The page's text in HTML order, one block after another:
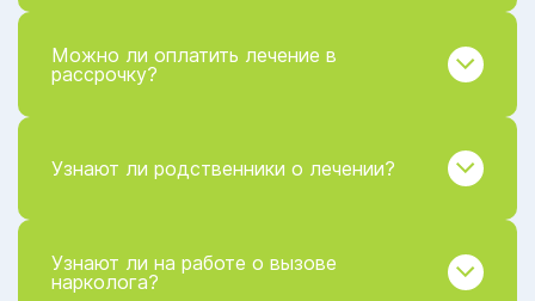
Можно ли оплатить лечение в
рассрочку?
Узнают ли родственники о лечении?
Узнают ли на работе о вызове
нарколога?